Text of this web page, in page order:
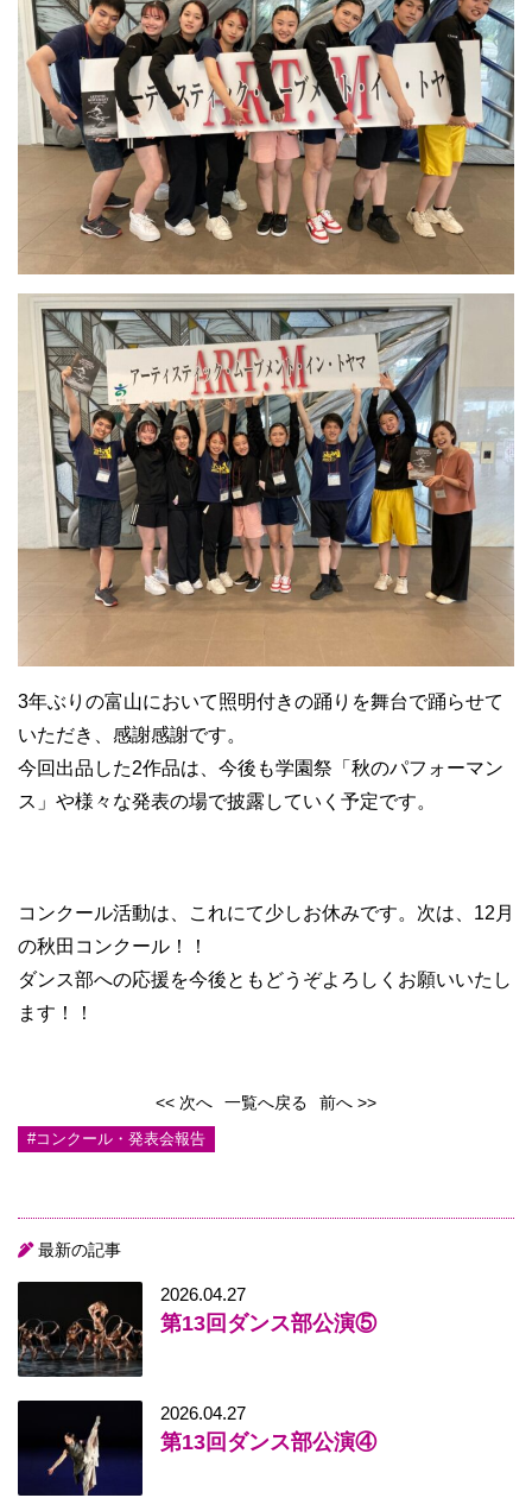
3年ぶりの富山において照明付きの踊りを舞台で踊らせて
いただき、感謝感謝です。
今回出品した2作品は、今後も学園祭「秋のパフォーマン
ス」や様々な発表の場で披露していく予定です。
コンクール活動は、これにて少しお休みです。次は、12月
の秋田コンクール！！
ダンス部への応援を今後ともどうぞよろしくお願いいたし
ます！！
<< 次へ 一覧へ戻る 前へ >>
#コンクール・発表会報告
最新の記事
2026.04.27
第13回ダンス部公演⑤
2026.04.27
第13回ダンス部公演④